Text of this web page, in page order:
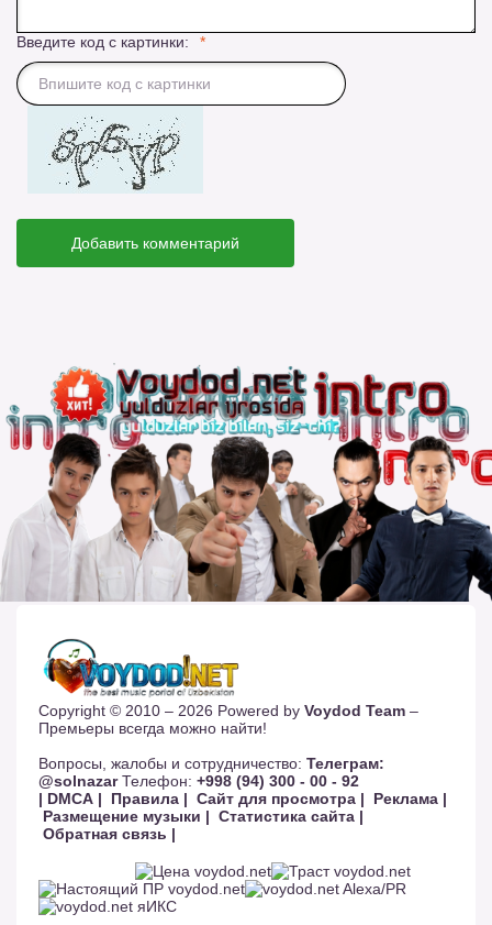
Введите код с картинки:
Добавить комментарий
Copyright © 2010 – 2026 Powered by Voydod Team –
Премьеры всегда можно найти!
Вопросы, жалобы и сотрудничество: Телеграм:
@solnazarТелефон: +998 (94) 300 - 00 - 92
| DMCA |
Правила | Сайт для просмотра |
Реклама |
Размещение музыки | Статистика сайта |
Обратная связь |